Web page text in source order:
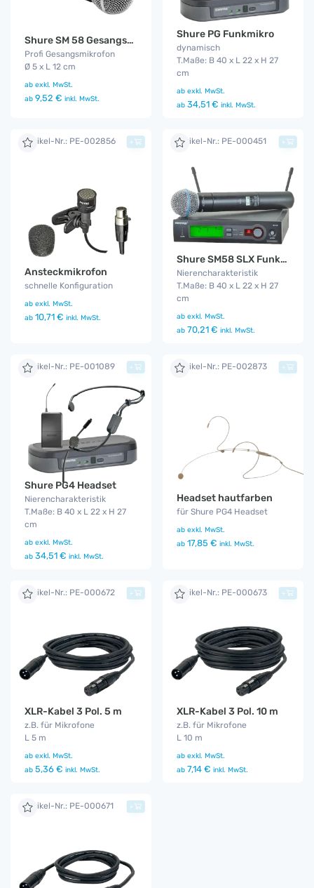
Shure SM 58 Gesangsmikrofon
Profi Gesangsmikrofon
Ø 5 x L 12 cm
ab exkl. MwSt.
ab 9,52 € inkl. MwSt.
Shure PG Funkmikro
dynamisch
T.Maße: B 40 x L 22 x H 27
cm
ab exkl. MwSt.
ab 34,51 € inkl. MwSt.
Artikel-Nr.: PE-002856
Ansteckmikrofon
schnelle Konfiguration
ab exkl. MwSt.
ab 10,71 € inkl. MwSt.
+ Artikel-Nr.: PE-000451
Shure SM58 SLX Funkmikro
Nierencharakteristik
T.Maße: B 40 x L 22 x H 27
cm
ab exkl. MwSt.
ab 70,21 € inkl. MwSt.
+
Artikel-Nr.: PE-001089
Shure PG4 Headset
Nierencharakteristik
T.Maße: B 40 x L 22 x H 27
cm
ab exkl. MwSt.
ab 34,51 € inkl. MwSt.
+ Artikel-Nr.: PE-002873
Headset hautfarben
für Shure PG4 Headset
ab exkl. MwSt.
ab 17,85 € inkl. MwSt.
+
Artikel-Nr.: PE-000672
XLR-Kabel 3 Pol. 5 m
z.B. für Mikrofone
L 5 m
ab exkl. MwSt.
ab 5,36 € inkl. MwSt.
+ Artikel-Nr.: PE-000673
XLR-Kabel 3 Pol. 10 m
z.B. für Mikrofone
L 10 m
ab exkl. MwSt.
ab 7,14 € inkl. MwSt.
+
Artikel-Nr.: PE-000671 +